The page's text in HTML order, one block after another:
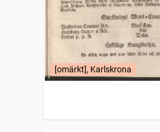
[omärkt], Karlskrona